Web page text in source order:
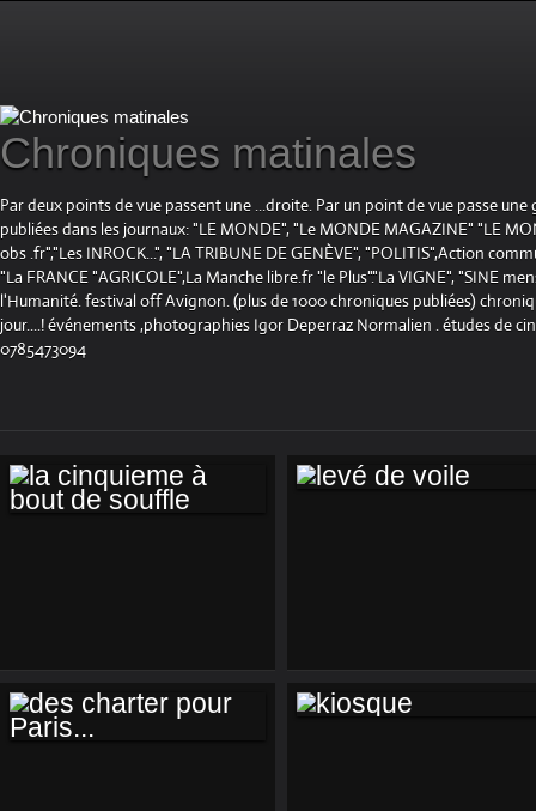
Chroniques matinales
Par deux points de vue passent une ...droite. Par un point de vue passe
publiées dans les journaux: "LE MONDE", "Le MONDE MAGAZINE" "LE
obs .fr","Les INROCK...", "LA TRIBUNE DE GENÈVE", "POLITIS",Action
"La FRANCE "AGRICOLE",La Manche libre.fr "le Plus"."La VIGNE", "SINE
l'Humanité. festival off Avignon. (plus de 1000 chroniques publiées)
jour....! événements ,photographies Igor Deperraz Normalien . études de
0785473094